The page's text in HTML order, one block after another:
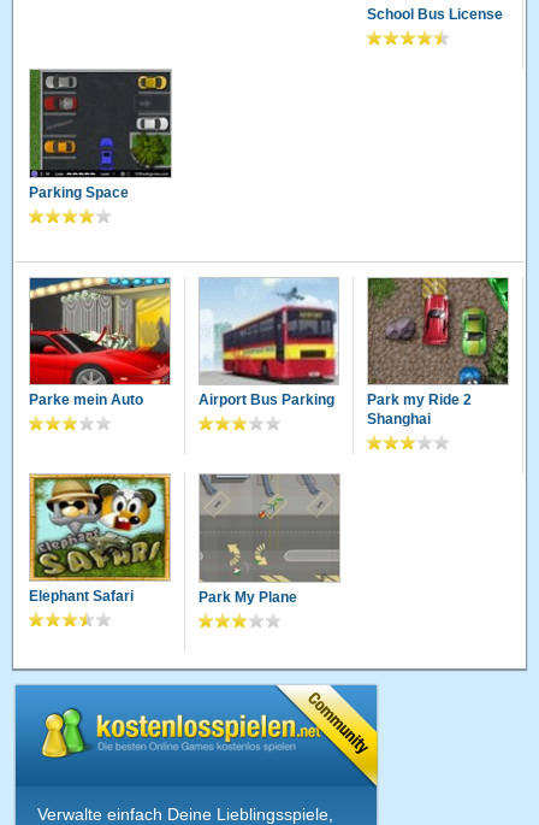
School Bus License
Parking Space
Parke mein Auto Airport Bus Parking
Park my Ride 2
Shanghai
Elephant Safari Park My Plane
Verwalte einfach Deine Lieblingsspiele,